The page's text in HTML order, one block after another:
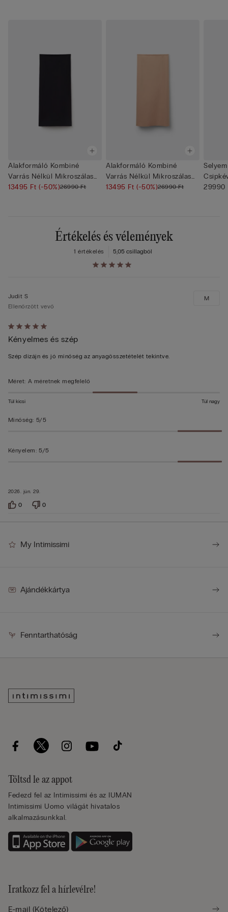
Alakformáló Kombiné
Varrás Nélkül Mikroszálas
Anya...
13495 Ft(-50%)26990 Ft
Alakformáló Kombiné
Varrás Nélkül Mikroszálas
Anya...
13495 Ft(-50%)26990 Ft
Spag...
29990
Értékelés és vélemények
5,05 csillagból
1 értékelés
Értékelés:
5/5
2026. jún. 29.
Judit S
Ellenőrzött vevő
Kényelmes és szép
Szép dizájn és jó minőség az anyagösszetételét tekintve.
M
Méret: A méretnek megfelelő
Túl kicsi Túl nagy
Minőség: 5/5
Kényelem: 5/5
0 0
My Intimissimi
Ajándékkártya
Fenntarthatóság
Töltsd le az appot
Fedezd fel az Intimissimi és az IUMAN
Intimissimi Uomo világát hivatalos
alkalmazásunkkal.
Iratkozz fel a hírlevélre!